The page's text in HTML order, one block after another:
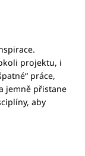
projektu, i
práce,
jemně přistane
aby